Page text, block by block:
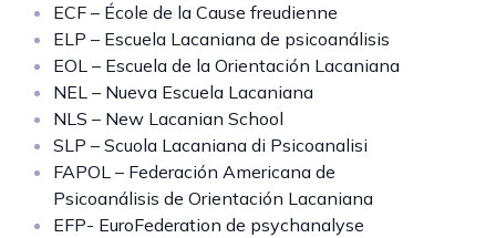
ECF – École de la Cause freudienne
ELP – Escuela Lacaniana de psicoanálisis
EOL – Escuela de la Orientación Lacaniana
NEL – Nueva Escuela Lacaniana
NLS – New Lacanian School
SLP – Scuola Lacaniana di Psicoanalisi
FAPOL – Federación Americana de
Psicoanálisis de Orientación Lacaniana
EFP- EuroFederation de psychanalyse